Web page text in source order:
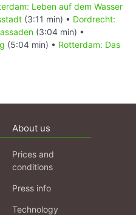
Leben auf dem Wasser
(3:11 min) • Dordrecht:
(3:04 min) •
(5:04 min) • Rotterdam: Das
About us
Prices and
conditions
Press info
Technology